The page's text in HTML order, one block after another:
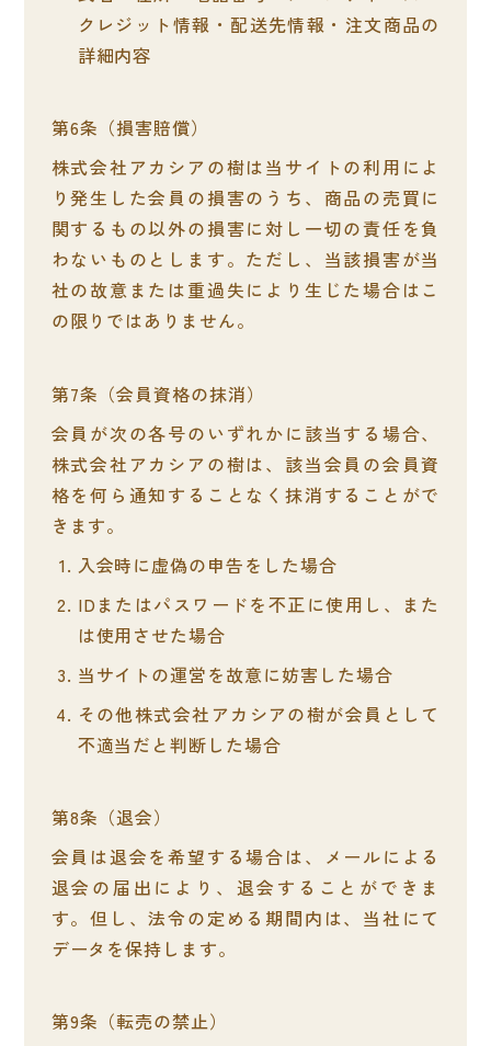
クレジット情報・配送先情報・注文商品の
詳細内容
損害賠償
株式会社アカシアの樹は当サイトの利用によ
り発生した会員の損害のうち、商品の売買に
関するもの以外の損害に対し一切の責任を負
わないものとします。ただし、当該損害が当
社の故意または重過失により生じた場合はこ
の限りではありません。
会員資格の抹消
会員が次の各号のいずれかに該当する場合、
株式会社アカシアの樹は、該当会員の会員資
格を何ら通知することなく抹消することがで
きます。
入会時に虚偽の申告をした場合
IDまたはパスワードを不正に使用し、また
は使用させた場合
当サイトの運営を故意に妨害した場合
その他株式会社アカシアの樹が会員として
不適当だと判断した場合
退会
会員は退会を希望する場合は、メールによる
退会の届出により、退会することができま
す。但し、法令の定める期間内は、当社にて
データを保持します。
転売の禁止